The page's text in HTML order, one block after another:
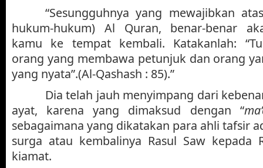
“Sesungguhnya yang mewajibkan
hukum-hukum) Al Quran, benar-benar
kamu ke tempat kembali. Katakanlah:
orang yang membawa petunjuk dan orang
yang nyata”.(Al-Qashash : 85).”
Dia telah jauh menyimpang dari
ayat, karena yang dimaksud dengan “
sebagaimana yang dikatakan para ahli tafsir
surga atau kembalinya Rasul Saw kepada
kiamat.